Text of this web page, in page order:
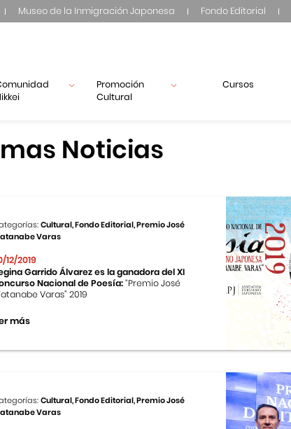
Museo de la Inmigración Japonesa Fondo Editorial
Promoción
Cultural
Cursos
Noticias
Cultural, Fondo Editorial, Premio José
Varas
12/2019
Garrido Álvarez es la ganadora del XI
Nacional de Poesía:“Premio José
Varas” 2019
más
Cultural, Fondo Editorial, Premio José
Varas